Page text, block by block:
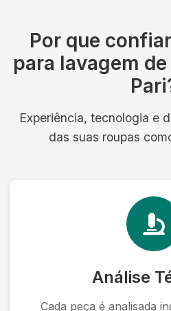
Por que
para lavagem
Experiência, tecnologia e
das suas roupas
Análise
Cada peça é analisada